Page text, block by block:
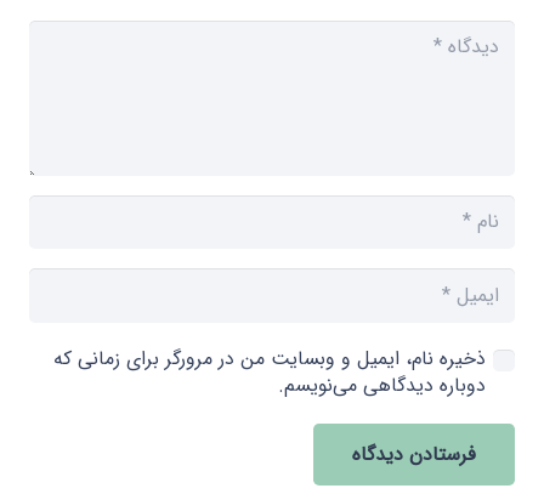
ذخیره نام، ایمیل و وبسایت من در مرورگر برای زمانی که
دوباره دیدگاهی می‌نویسم.
فرستادن دیدگاه